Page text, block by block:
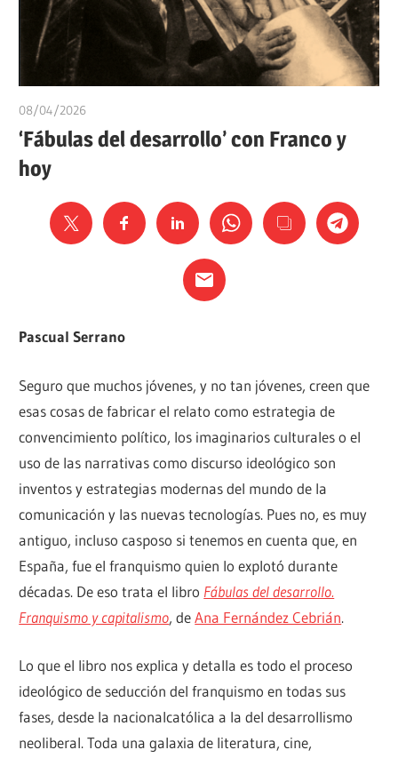
08/04/2026
‘Fábulas del desarrollo’ con Franco y
hoy
Pascual Serrano
Seguro que muchos jóvenes, y no tan jóvenes, creen que
esas cosas de fabricar el relato como estrategia de
convencimiento político, los imaginarios culturales o el
uso de las narrativas como discurso ideológico son
inventos y estrategias modernas del mundo de la
comunicación y las nuevas tecnologías. Pues no, es muy
antiguo, incluso casposo si tenemos en cuenta que, en
España, fue el franquismo quien lo explotó durante
décadas. De eso trata el libro Fábulas del desarrollo.
Franquismo y capitalismo, deAna Fernández Cebrián.
Lo que el libro nos explica y detalla es todo el proceso
ideológico de seducción del franquismo en todas sus
fases, desde la nacionalcatólica a la del desarrollismo
neoliberal. Toda una galaxia de literatura, cine,